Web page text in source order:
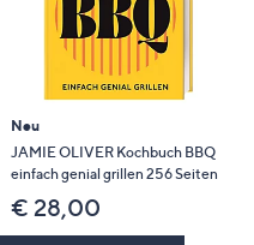
Neu
JAMIE OLIVER Kochbuch BBQ
einfach genial grillen 256 Seiten
€ 28,00